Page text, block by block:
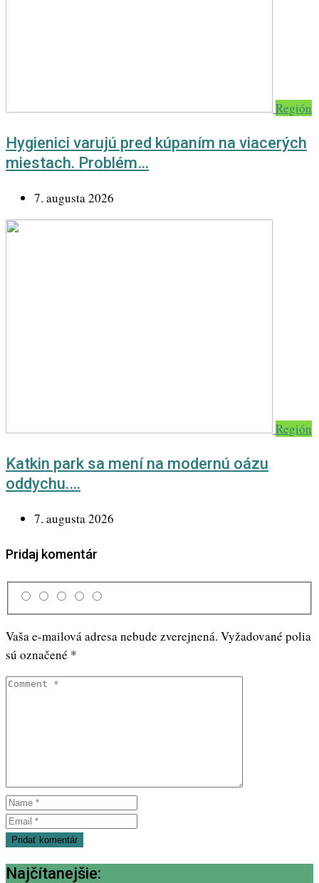
Región
Hygienici varujú pred kúpaním na viacerých
miestach. Problém…
7. augusta 2026
Región
Katkin park sa mení na modernú oázu
oddychu.…
7. augusta 2026
Pridaj komentár
Vaša e-mailová adresa nebude zverejnená. Vyžadované polia
sú označené *
Najčítanejšie: